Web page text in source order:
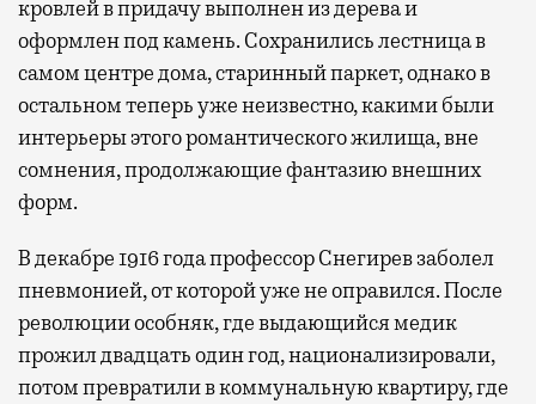
кровлей в придачу выполнен из дерева и
оформлен под камень. Сохранились лестница в
самом центре дома, старинный паркет, однако в
остальном теперь уже неизвестно, какими были
интерьеры этого романтического жилища, вне
сомнения, продолжающие фантазию внешних
форм.
В декабре 1916 года профессор Снегирев заболел
пневмонией, от которой уже не оправился. После
революции особняк, где выдающийся медик
прожил двадцать один год, национализировали,
потом превратили в коммунальную квартиру, где